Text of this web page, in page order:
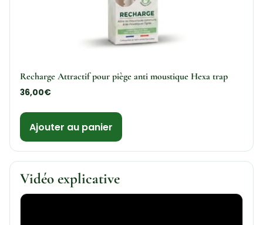
Recharge Attractif pour piège anti moustique Hexa trap
36,00€
Ajouter au panier
Vidéo explicative